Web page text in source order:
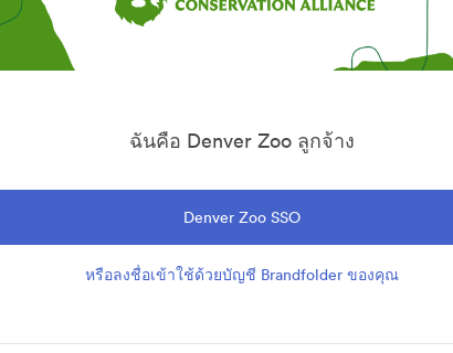
ฉันคือ Denver Zoo ลูกจ้าง
Denver Zoo SSO
หรือลงชื่อเข้าใช้ด้วยบัญชี Brandfolder ของคุณ